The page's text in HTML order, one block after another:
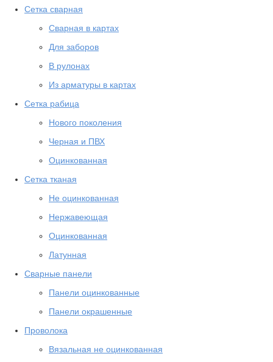
Сетка сварная
Сварная в картах
Для заборов
В рулонах
Из арматуры в картах
Сетка рабица
Нового поколения
Черная и ПВХ
Оцинкованная
Сетка тканая
Не оцинкованная
Нержавеющая
Оцинкованная
Латунная
Сварные панели
Панели оцинкованные
Панели окрашенные
Проволока
Вязальная не оцинкованная